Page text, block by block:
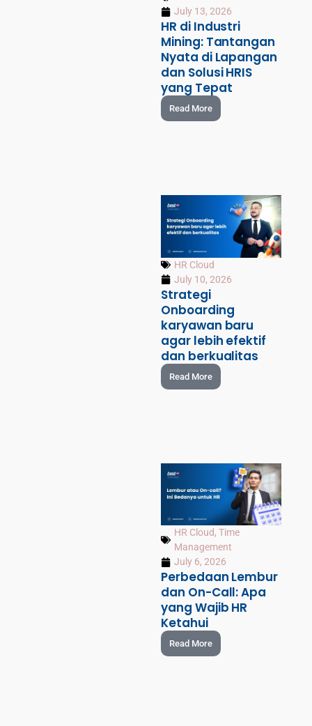
July 13, 2026
HR di Industri
Mining: Tantangan
Nyata di Lapangan
dan Solusi HRIS
yang Tepat
Read More
HR Cloud
July 10, 2026
Strategi
Onboarding
karyawan baru
agar lebih efektif
dan berkualitas
Read More
HR Cloud,Time
Management
July 6, 2026
Perbedaan Lembur
dan On-Call: Apa
yang Wajib HR
Ketahui
Read More